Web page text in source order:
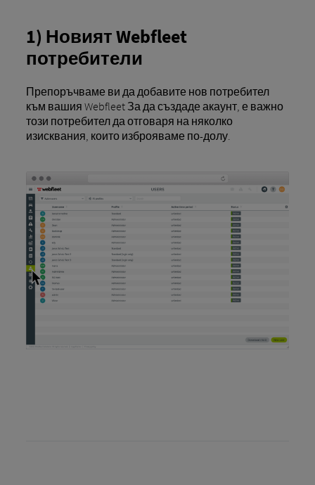
1) Новият Webfleet
потребители
Препоръчваме ви да добавите нов потребител
към вашия Webfleet За да създаде акаунт, е важно
този потребител да отговаря на няколко
изисквания, които изброяваме по-долу.